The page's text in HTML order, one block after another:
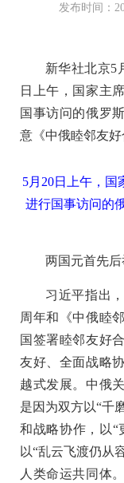
发布时间：
新华社北京5
日上午，国家主
国事访问的俄罗
意《中俄睦邻友好
5月20日上午，国
进行国事访问的
两国元首先后
习近平指出
周年和《中俄睦
国签署睦邻友好
友好、全面战略
越式发展。中俄
是因为双方以“千
和战略协作，以“
以“乱云飞渡仍从
人类命运共同体